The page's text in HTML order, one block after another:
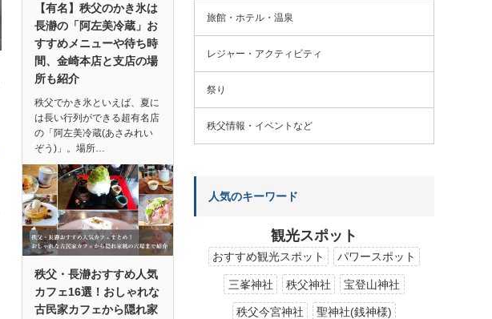
【有名】秩父のかき氷は
長瀞の「阿左美冷蔵」お
すすめメニューや待ち時
間、金崎本店と支店の場
所も紹介
秩父でかき氷といえば、夏に
は長い行列ができる超有名店
の「阿左美冷蔵(あさみれい
ぞう)」。場所…
秩父・長瀞おすすめ人気
カフェ16選！おしゃれな
古民家カフェから隠れ家
旅館・ホテル・温泉
レジャー・アクティビティ
祭り
秩父情報・イベントなど
人気のキーワード
観光スポット
おすすめ観光スポット パワースポット
三峯神社 秩父神社 宝登山神社
秩父今宮神社 聖神社(銭神様)